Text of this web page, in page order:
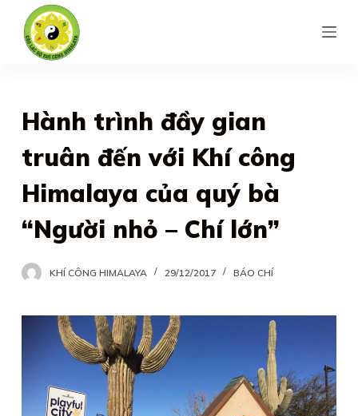
o
c
o
n
n
Hành trình đầy gian
truân đến với Khí công
Himalaya của quý bà
“Người nhỏ – Chí lớn”
KHÍ CÔNG HIMALAYA 29/12/2017 BÁO CHÍ